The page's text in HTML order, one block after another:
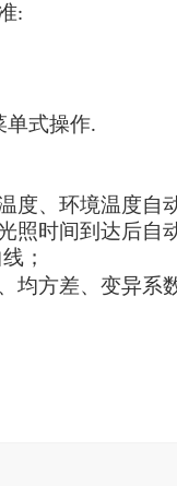
:
单式操作.
度、环境温度自
照时间到达后自
；
均方差、变异系